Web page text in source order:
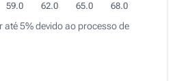
59.0 62.0 65.0 68.0
5% devido ao processo de